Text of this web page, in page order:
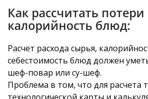
Как рассчитать потери
калорийность блюд:
Расчет расхода сырья,
себестоимость блюд должен
шеф-повар или су-шеф.
Проблема в том, что для расчета